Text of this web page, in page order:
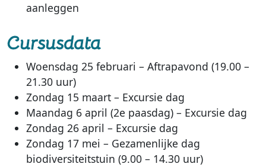
aanleggen
Cursusdata
Woensdag 25 februari – Aftrapavond (19.00 –
21.30 uur)
Zondag 15 maart – Excursie dag
Maandag 6 april (2e paasdag) – Excursie dag
Zondag 26 april – Excursie dag
Zondag 17 mei – Gezamenlijke dag
biodiversiteitstuin (9.00 – 14.30 uur)